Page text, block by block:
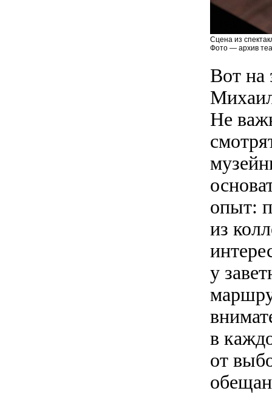
Сцена из
Фото — архив
Вот на
Не
опыт:
из
у
в
от